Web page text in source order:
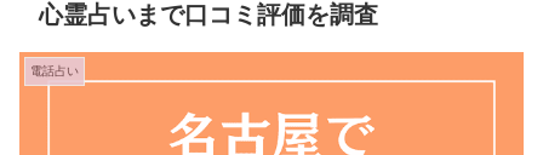
心霊占いまで口コミ評価を調査
電話占い